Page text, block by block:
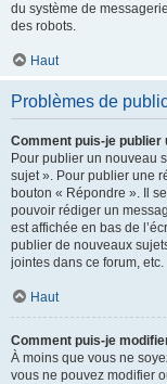
du système de
des robots.
Haut
Problèmes de
Comment puis-je publier
Pour publier un nouveau
sujet ». Pour publier une
bouton « Répondre ». Il
pouvoir rédiger un
est affichée en bas de
publier de nouveaux
jointes dans ce forum, etc.
Haut
Comment puis-je
À moins que vous ne
vous ne pouvez modifier